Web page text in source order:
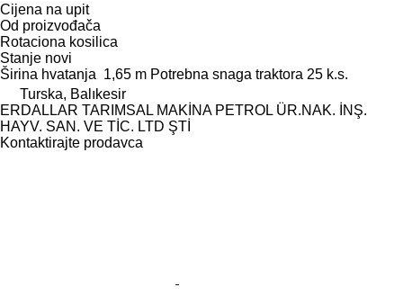
Cijena na upit
Od proizvođača
Rotaciona kosilica
Stanje novi
Širina hvatanja 1,65 m Potrebna snaga traktora 25 k.s.
Turska, Balıkesir
ERDALLAR TARIMSAL MAKİNA PETROL ÜR.NAK. İNŞ.
HAYV. SAN. VE TİC. LTD ŞTİ
Kontaktirajte prodavca